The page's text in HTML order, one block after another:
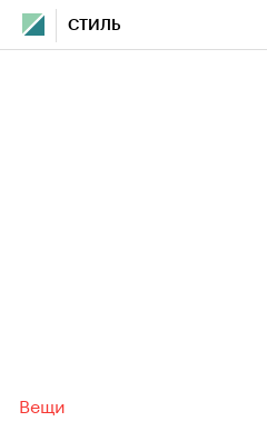
СТИЛЬ
Вещи